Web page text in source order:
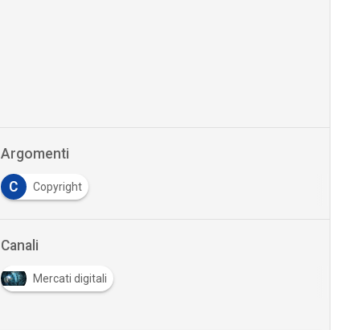
Argomenti
C Copyright
Canali
Mercati digitali